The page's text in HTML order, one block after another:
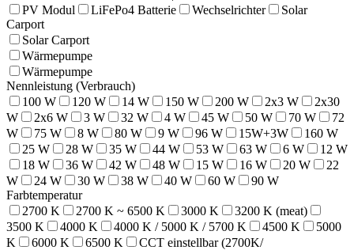
PV Modul
LiFePo4 Batterie Wechselrichter
Solar
Carport
Solar Carport
Wärmepumpe
Wärmepumpe
Nennleistung (Verbrauch)
100 W
120 W 14 W 150 W 200 W 2x3 W
2x30
W
2x6 W 3 W 32 W 4 W 45 W 50 W 70 W
72
W
75 W 8 W 80 W 9 W 96 W 15W+3W
160 W
25 W
28 W 35 W 44 W 53 W 63 W 6 W
12 W
18 W
36 W 42 W 48 W 15 W 16 W 20 W
22
W
24 W 30 W 38 W 40 W 60 W
90 W
Farbtemperatur
2700 K
2700 K ~ 6500 K 3000 K
3200 K (meat)
3500 K
4000 K 4000 K / 5000 K / 5700 K 4500 K
5000
K
6000 K 6500 K
CCT einstellbar (2700K/